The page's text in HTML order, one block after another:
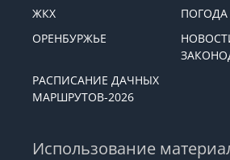
ЖКХ
ПОГОДА
ОРЕНБУРЖЬЕ
РАСПИСАНИЕ ДАЧНЫХ
МАРШРУТОВ-2026
Использование